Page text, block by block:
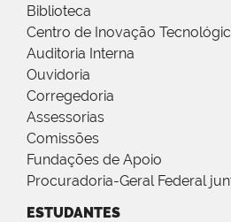
Biblioteca
Centro de Inovação
Auditoria Interna
Ouvidoria
Corregedoria
Assessorias
Comissões
Fundações de Apoio
Procuradoria-Geral Federal
ESTUDANTES